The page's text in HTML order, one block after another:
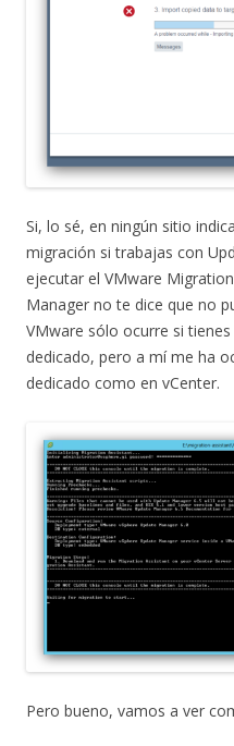
Si, lo sé, en ningún sitio
migración si trabajas con
ejecutar el VMware
Manager no te dice que no
VMware sólo ocurre si
dedicado, pero a mí me ha
dedicado como en vCenter.
Pero bueno, vamos a ver